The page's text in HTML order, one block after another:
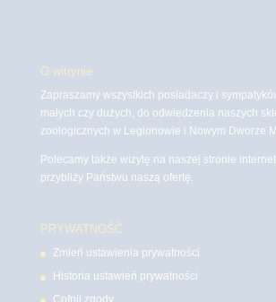
O witrynie
Zapraszamy wszystkich posiadaczy i
małych czy dużych, do odwiedzenia naszych
zoologicznych w Legionowie i Nowym Dworze
Polecamy także wizytę na naszej stronie
przybliży Państwu naszą ofertę.
PRYWATNOŚĆ
Zmień ustawienia prywatności
Historia ustawień prywatności